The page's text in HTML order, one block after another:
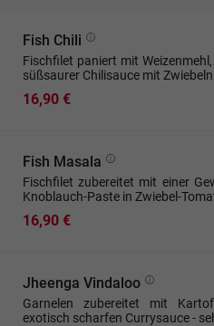
Fish Chili
Fischfilet paniert mit
süßsaurer Chilisauce mit
16,90 €
Fish Masala
Fischfilet zubereitet mit einer
Knoblauch-Paste in Zwiebel-
16,90 €
Jheenga Vindaloo
Garnelen zubereitet mit
exotisch scharfen Currysauce -